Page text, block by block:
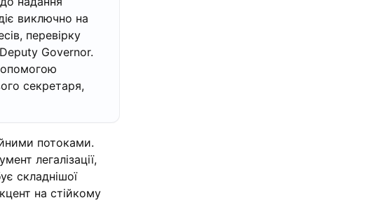
виключно на
перевірку
Governor.
секретаря,
потоками.
легалізації,
складнішої
на стійкому